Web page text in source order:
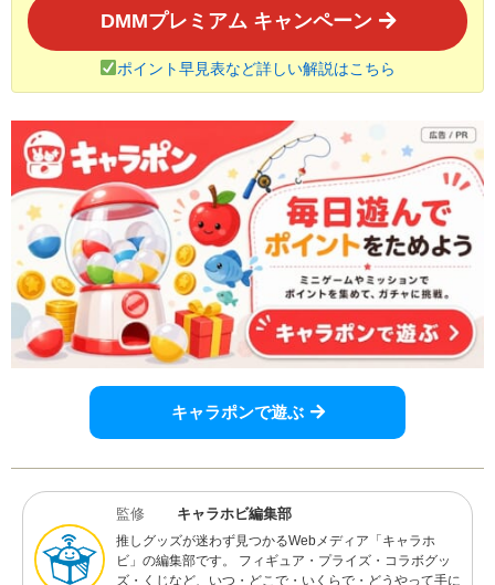
DMMプレミアム キャンペーン
ポイント早見表など詳しい解説はこちら
キャラポンで遊ぶ
監修 キャラホビ編集部
推しグッズが迷わず見つかるWebメディア「キャラホ
ビ」の編集部です。 フィギュア・プライズ・コラボグッ
ズ・くじなど、いつ・どこで・いくらで・どうやって手に